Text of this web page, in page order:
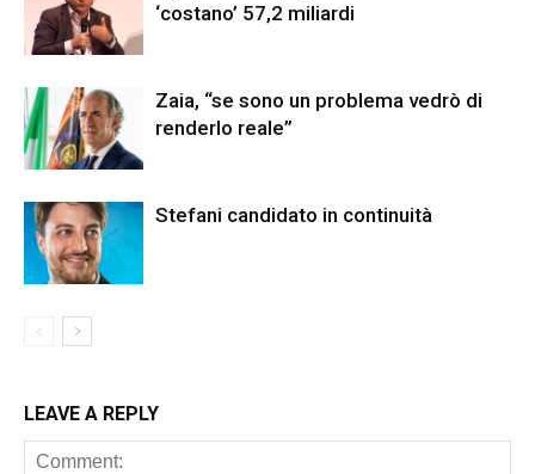
‘costano’ 57,2 miliardi
Zaia, “se sono un problema vedrò di
renderlo reale”
Stefani candidato in continuità
LEAVE A REPLY